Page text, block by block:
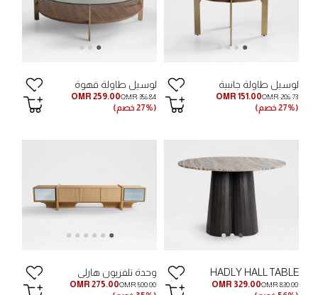
لوسيل طاولة جانبية
OMR 151.00OMR 206.73
(27% خصم)
لوسيل طاولة قهوة
OMR 259.00OMR 356.84
(27% خصم)
HADLY HALL TABLE
OMR 329.00OMR 830.00
وحدة تلفزيون هارلي
OMR 275.00OMR 500.00